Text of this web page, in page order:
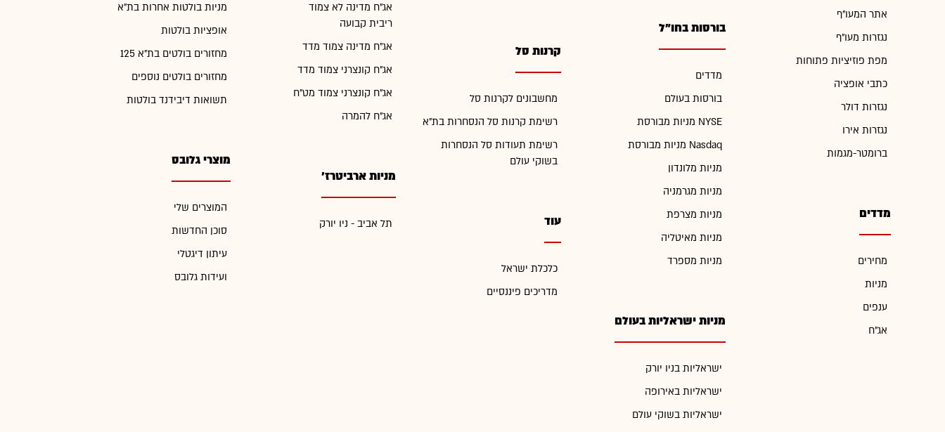
אתר המעו"ף
נגזרות מעו"ף
מפת פוזיציות פתוחות
כתבי אופציה
נגזרות דולר
נגזרות אירו
ברומטר-מגמות
מדדים
מחירים
מניות
ענפים
אג"ח
בורסות בחו"ל
מדדים
בורסות בעולם
מניות מבורסת NYSE
מניות מבורסת Nasdaq
מניות מלונדון
מניות מגרמניה
מניות מצרפת
מניות מאיטליה
מניות מספרד
מניות ישראליות בעולם
ישראליות בניו יורק
ישראליות באירופה
ישראליות בשוקי עולם
קרנות סל
מחשבונים לקרנות סל
רשימת קרנות סל הנסחרות בת"א
רשימת תעודות סל הנסחרות
בשוקי עולם
עוד
כלכלת ישראל
מדריכים פיננסיים
אג"ח מדינה לא צמוד
ריבית קבועה
אג"ח מדינה צמוד מדד
אג"ח קונצרני צמוד מדד
אג"ח קונצרני צמוד מט"ח
אג"ח להמרה
מניות ארביטרז'
תל אביב - ניו יורק
מניות בולטות אחרות בת"א
אופציות בולטות
מחזורים בולטים בת"א 125
מחזורים בולטים נוספים
תשואות דיבידנד בולטות
מוצרי גלובס
המוצרים שלי
סוכן החדשות
עיתון דיגטלי
ועידות גלובס